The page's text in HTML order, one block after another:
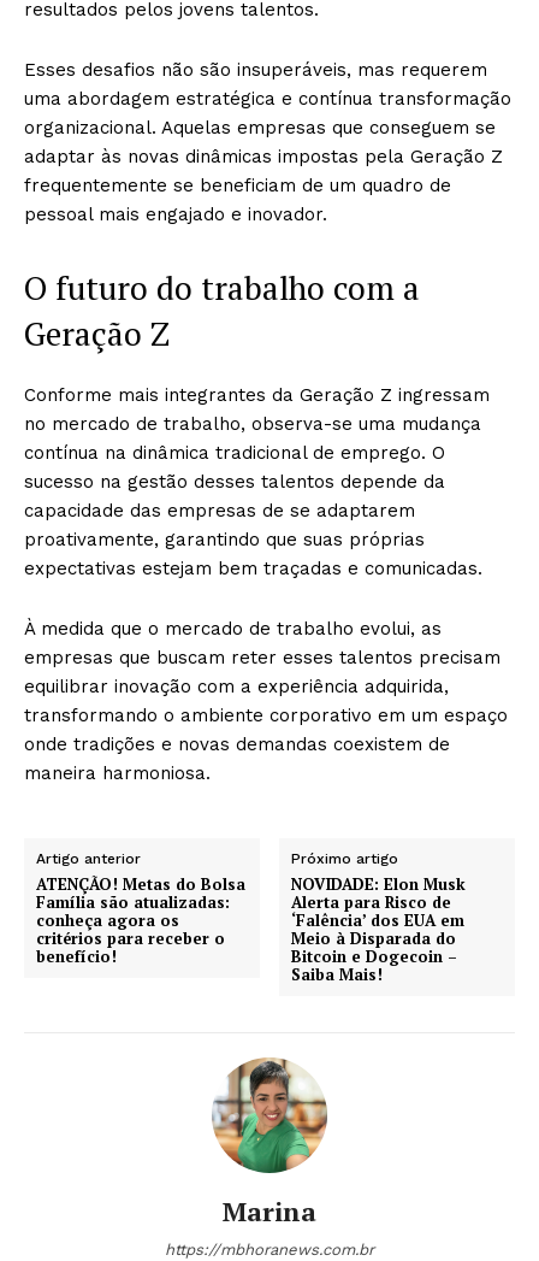
resultados pelos jovens talentos.
Esses desafios não são insuperáveis, mas requerem
uma abordagem estratégica e contínua transformação
organizacional. Aquelas empresas que conseguem se
adaptar às novas dinâmicas impostas pela Geração Z
frequentemente se beneficiam de um quadro de
pessoal mais engajado e inovador.
O futuro do trabalho com a
Geração Z
Conforme mais integrantes da Geração Z ingressam
no mercado de trabalho, observa-se uma mudança
contínua na dinâmica tradicional de emprego. O
sucesso na gestão desses talentos depende da
capacidade das empresas de se adaptarem
proativamente, garantindo que suas próprias
expectativas estejam bem traçadas e comunicadas.
À medida que o mercado de trabalho evolui, as
empresas que buscam reter esses talentos precisam
equilibrar inovação com a experiência adquirida,
transformando o ambiente corporativo em um espaço
onde tradições e novas demandas coexistem de
maneira harmoniosa.
Artigo anterior
ATENÇÃO! Metas do Bolsa
Família são atualizadas:
conheça agora os
critérios para receber o
benefício!
Próximo artigo
NOVIDADE: Elon Musk
Alerta para Risco de
‘Falência’ dos EUA em
Meio à Disparada do
Bitcoin e Dogecoin –
Saiba Mais!
Marina
https://mbhoranews.com.br